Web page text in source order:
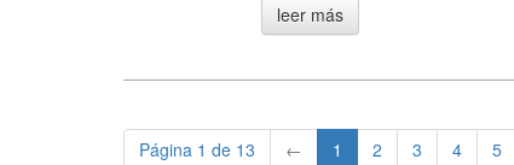
Página 1 de 13 ← 1 2 3 4 5